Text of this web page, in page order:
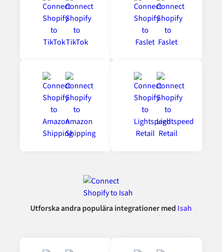
Utforska andra populära integrationer med Isah